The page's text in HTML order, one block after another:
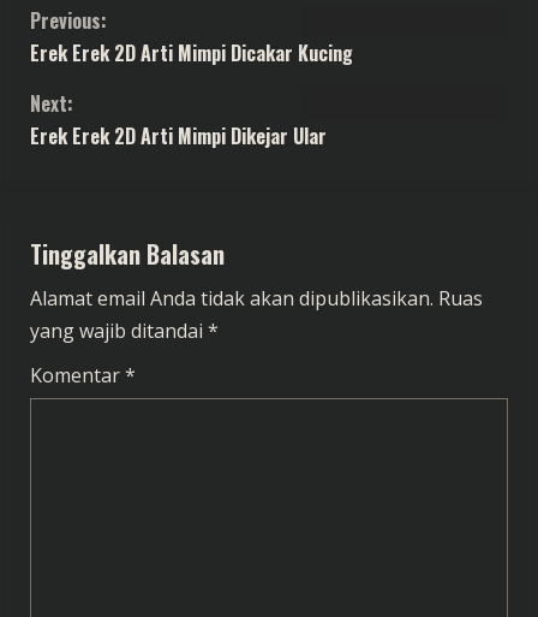
C
o
n
i
n
u
e
Previous:
Erek Erek 2D Arti Mimpi Dicakar Kucing
Next:
Erek Erek 2D Arti Mimpi Dikejar Ular
Tinggalkan Balasan
Alamat email Anda tidak akan dipublikasikan. Ruas
yang wajib ditandai *
Komentar*